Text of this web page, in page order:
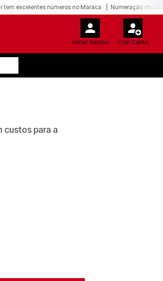
tem excelentes números no Maraca Numeração oficial
Iniciar Sessão Criar Conta
custos para a